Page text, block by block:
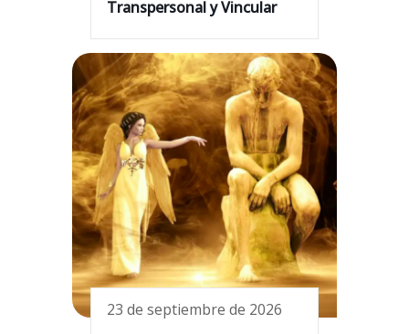
Transpersonal y Vincular
23 de septiembre de 2026